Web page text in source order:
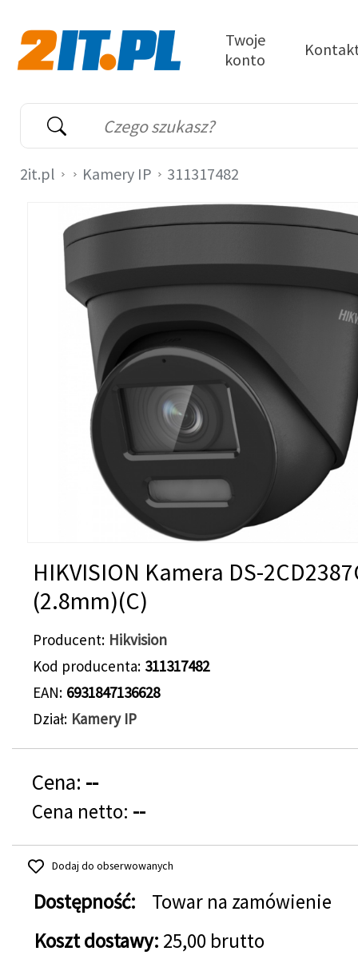
Wyszukiwarka
Słowo kluczowe
Twoje
konto
2it.pl Kamery IP 311317482
HIKVISION Kamera DS-
(2.8mm)(C)
Producent Hikvision
Kod producenta 311317482
EAN 6931847136628
Dział Kamery IP
Cena: --
Cena netto: --
Dodaj do obserwowanych
Dostępność:
Towar na zamówienie
Koszt dostawy: 25,00 brutto